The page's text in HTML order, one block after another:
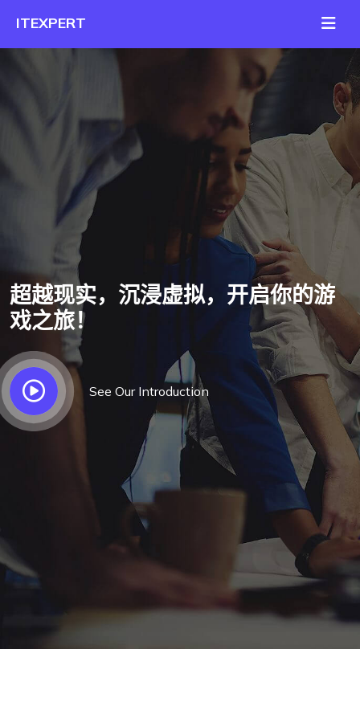
超越现实，沉浸虚拟，开启你的游
戏之旅！
See Our Introduction